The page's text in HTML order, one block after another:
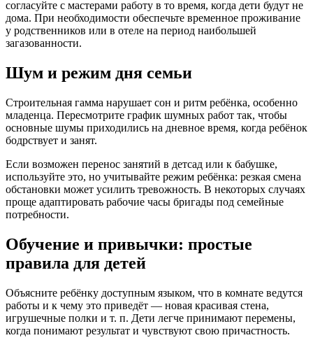
согласуйте с мастерами работу в то время, когда дети будут не
дома. При необходимости обеспечьте временное проживание
у родственников или в отеле на период наибольшей
загазованности.
Шум и режим дня семьи
Строительная гамма нарушает сон и ритм ребёнка, особенно
младенца. Пересмотрите график шумных работ так, чтобы
основные шумы приходились на дневное время, когда ребёнок
бодрствует и занят.
Если возможен перенос занятий в детсад или к бабушке,
используйте это, но учитывайте режим ребёнка: резкая смена
обстановки может усилить тревожность. В некоторых случаях
проще адаптировать рабочие часы бригады под семейные
потребности.
Обучение и привычки: простые
правила для детей
Объясните ребёнку доступным языком, что в комнате ведутся
работы и к чему это приведёт — новая красивая стена,
игрушечные полки и т. п. Дети легче принимают перемены,
когда понимают результат и чувствуют свою причастность.